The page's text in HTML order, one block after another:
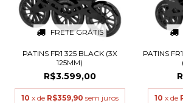
FRETE GRÁTIS
PATINS FR1 325 BLACK (3X
125MM)
R$3.599,00
10 x de R$359,90 sem juros
PATINS
10 x de